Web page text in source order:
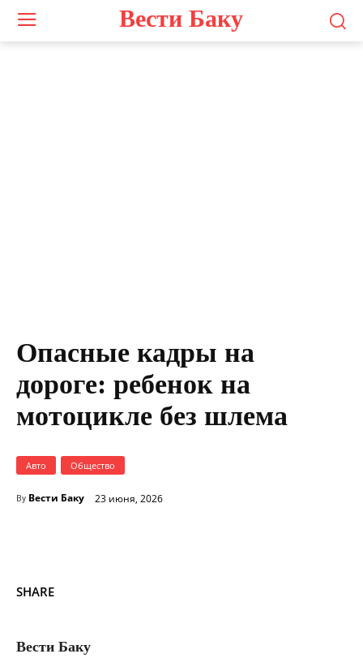
Вести Баку
Опасные кадры на
дороге: ребенок на
мотоцикле без шлема
Авто Общество
By Вести Баку 23 июня, 2026
SHARE
Вести Баку